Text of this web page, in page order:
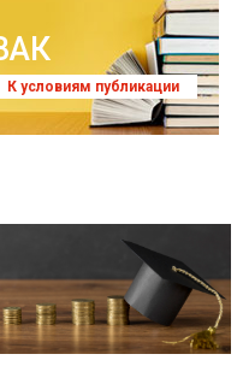
К условиям публикации